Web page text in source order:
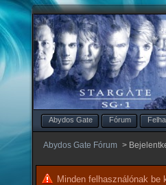
Abydos Gate Fórum
Abydos Gate Fórum >
Minden felhasználónak be